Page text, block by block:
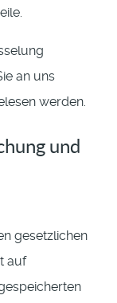
an uns
werden.
und
gesetzlichen
auf